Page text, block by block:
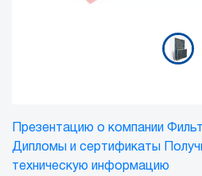
Презентацию о компании
Дипломы и сертификаты
техническую информацию